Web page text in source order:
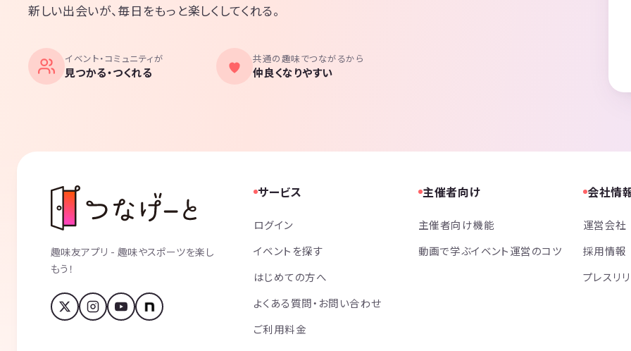
新しい出会いが、毎日をもっと楽しくしてくれる。
イベント・コミュニティが
見つかる・つくれる
共通の趣味でつながるから
仲良くなりやすい
趣味友アプリ - 趣味やスポーツを楽し
もう！
サービス
ログイン
イベントを探す
はじめての方へ
よくある質問・お問い合わせ
ご利用料金
主催者向け
主催者向け機能
動画で学ぶイベント運営のコツ
会社情
運営会社
採用情報
プレスリ